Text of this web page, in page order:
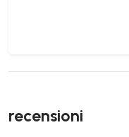
recensioni